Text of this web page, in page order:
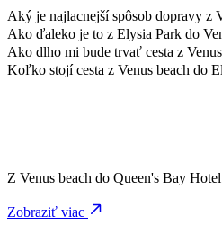
Aký je najlacnejší spôsob dopravy z
Cenovo najvýhodnejším spôsobom
Ako ďaleko je to z Elysia Park do
Elysia Park je približne 6 km od
Ako dlho mi bude trvať cesta z
Cesta z Venus beach do Elysia Park
Koľko stojí cesta z Venus beach do
Z Venus beach do Queen's Bay Hotel
Zobraziť viac